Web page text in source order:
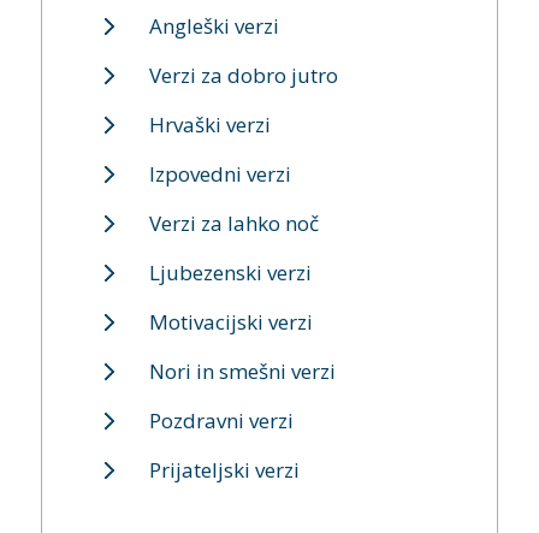
Angleški verzi
Verzi za dobro jutro
Hrvaški verzi
Izpovedni verzi
Verzi za lahko noč
Ljubezenski verzi
Motivacijski verzi
Nori in smešni verzi
Pozdravni verzi
Prijateljski verzi